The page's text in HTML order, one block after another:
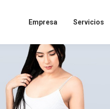
Empresa Servicios